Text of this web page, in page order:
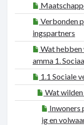
Verbonden
ingspartners
Wat hebben
amma 1.
1.1 Sociale
Wat
Inwoners
ig en